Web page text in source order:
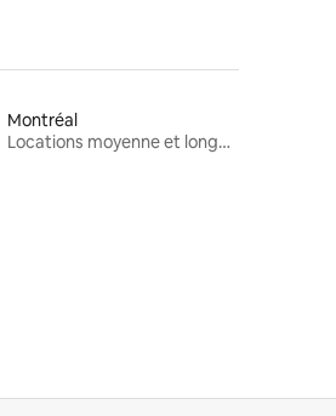
Montréal
Locations moyenne et longue durée